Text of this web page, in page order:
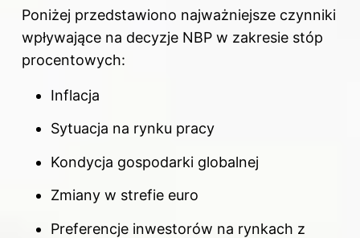
Poniżej przedstawiono najważniejsze czynniki
wpływające na decyzje NBP w zakresie stóp
procentowych:
Inflacja
Sytuacja na rynku pracy
Kondycja gospodarki globalnej
Zmiany w strefie euro
Preferencje inwestorów na rynkach z